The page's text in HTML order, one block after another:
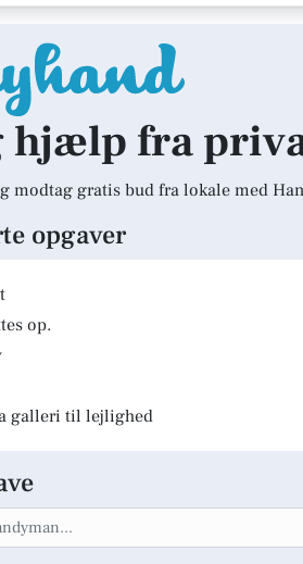
hjælp fra
modtag gratis bud fra lokale med
opgaver
op.
galleri til lejlighed